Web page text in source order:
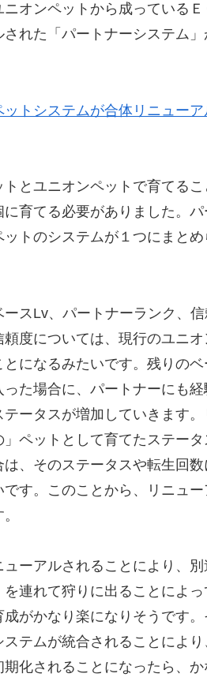
オンペットから成っている
れた「パートナーシステム
トシステムが合体リニュー
とユニオンペットで育てるこ
育てる必要がありました。
トのシステムが１つにまと
スLv、パートナーランク、
度については、現行のユニ
になるみたいです。残りの
た場合に、パートナーにも
ータスが増加していきます
ペットとして育てたステー
、そのステータスや転生回
す。このことから、リニュ
ーアルされることにより、別
連れて狩りに出ることによ
がかなり楽になりそうです
テムが統合されることによ
化されることになったら、